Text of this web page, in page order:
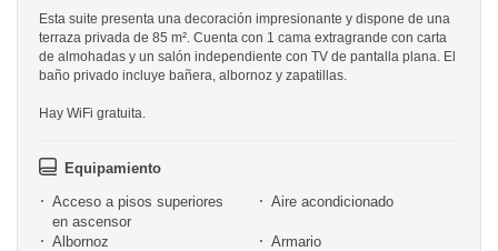
Esta suite presenta una decoración impresionante y dispone de una
terraza privada de 85 m². Cuenta con 1 cama extragrande con carta
de almohadas y un salón independiente con TV de pantalla plana. El
baño privado incluye bañera, albornoz y zapatillas.
Hay WiFi gratuita.
Equipamiento
Acceso a pisos superiores
en ascensor
Aire acondicionado
Albornoz
Armario